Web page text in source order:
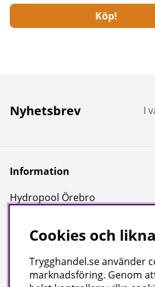
Köp!
Nyhetsbrev I
Information
Hydropool Örebro
Reportage & Guider
Köpvillkor
Integritetspolicy
Cookies och
Trygghandel.se använder
marknadsföring. Genom